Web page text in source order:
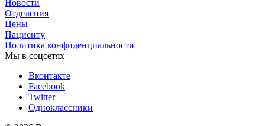
Новости
Отделения
Цены
Пациенту
Политика конфиденциальности
Мы в соцсетях
Вконтакте
Facebook
Twitter
Одноклассники